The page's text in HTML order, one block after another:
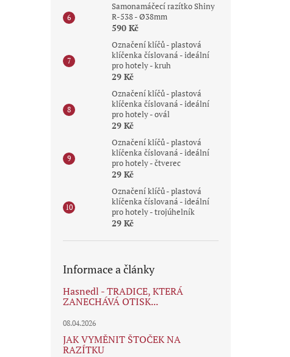
Samonamáčecí razítko Shiny
R-538 - Ø38mm
590 Kč
Označení klíčů - plastová
klíčenka číslovaná - ideální
pro hotely - kruh
29 Kč
Označení klíčů - plastová
klíčenka číslovaná - ideální
pro hotely - ovál
29 Kč
Označení klíčů - plastová
klíčenka číslovaná - ideální
pro hotely - čtverec
29 Kč
Označení klíčů - plastová
klíčenka číslovaná - ideální
pro hotely - trojúhelník
29 Kč
Informace a články
Hasnedl - TRADICE, KTERÁ
ZANECHÁVÁ OTISK...
08.04.2026
JAK VYMĚNIT ŠTOČEK NA
RAZÍTKU